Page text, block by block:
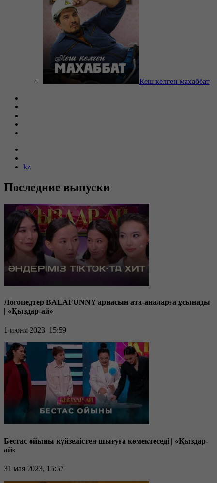
Кеш келген махаббат
kz
Последние выпуски
Логопедтер BALAFUNNY арнасын ата-аналарға ұсынады
| «Қыздар-ай»
1 июня 2023, 15:59
Бестас ойыны күйзелістен шығуға көмектеседі | «Қыздар-
ай»
31 мая 2023, 15:57